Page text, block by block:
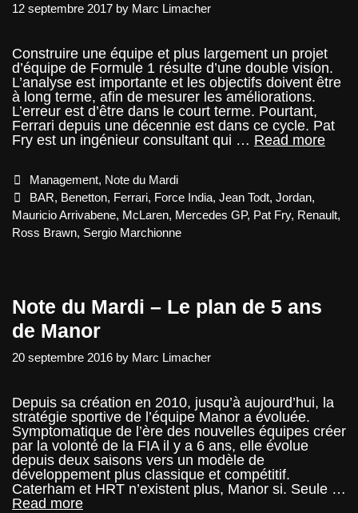
12 septembre 2017 by Marc Limacher
Construire une équipe et plus largement un projet
d’équipe de Formule 1 résulte d’une double vision.
L’analyse est importante et les objectifs doivent être
à long terme, afin de mesurer les améliorations.
L’erreur est d’être dans le court terme. Pourtant,
Ferrari depuis une décennie est dans ce cycle. Pat
Fry est un ingénieur consultant qui … Read moreNote
court
Categories
Management, Note du Mardi
Tags
BAR, Benetton, Ferrari, Force India,Jean Todt,Jordan,
Mauricio Arrivabene, McLaren, Mercedes GP, Pat Fry, Renault,
Ross Brawn, Sergio Marchionne
Note du Mardi – Le plan de 5 ans
de Manor
20 septembre 2016 by Marc Limacher
Depuis sa création en 2010, jusqu’à aujourd’hui, la
stratégie sportive de l’équipe Manor a évoluée.
Symptomatique de l’ère des nouvelles équipes créer
par la volonté de la FIA il y a 6 ans, elle évolue
depuis deux saisons vers un modèle de
développement plus classique et compétitif.
Caterham et HRT n’existent plus, Manor si. Seule …
Read moreNote